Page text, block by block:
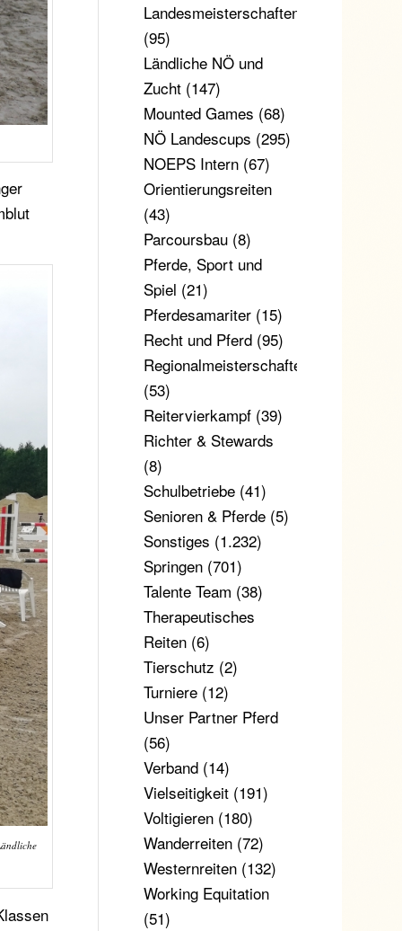
Landesmeisterschaften
(95)
Ländliche NÖ und
Zucht(147)
Mounted Games (68)
NÖ Landescups (295)
NOEPS Intern(67)
Orientierungsreiten
(43)
Parcoursbau(8)
Pferde, Sport und
Spiel (21)
Pferdesamariter(15)
Recht und Pferd(95)
Regionalmeisterschaften
(53)
Reitervierkampf(39)
Richter & Stewards
(8)
Schulbetriebe(41)
Senioren & Pferde(5)
Sonstiges (1.232)
Springen(701)
Talente Team (38)
Therapeutisches
Reiten(6)
Tierschutz (2)
Turniere(12)
Unser Partner Pferd
(56)
Verband(14)
Vielseitigkeit(191)
Voltigieren(180)
Wanderreiten(72)
Westernreiten(132)
Working Equitation
(51)